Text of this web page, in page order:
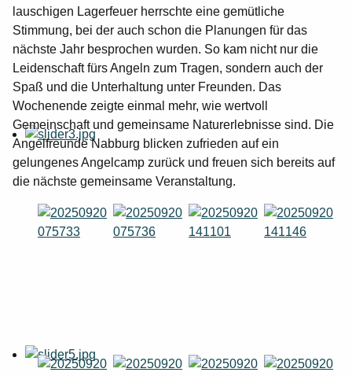
lauschigen Lagerfeuer herrschte eine gemütliche
Stimmung, bei der auch schon die Planungen für das
nächste Jahr besprochen wurden. So kam nicht nur die
Leidenschaft fürs Angeln zum Tragen, sondern auch der
Spaß und die Unterhaltung unter Freunden. Das
Wochenende zeigte einmal mehr, wie wertvoll
Gemeinschaft und gemeinsame Naturerlebnisse sind. Die
Angelfreunde Nabburg blicken zufrieden auf ein
gelungenes Angelcamp zurück und freuen sich bereits auf
die nächste gemeinsame Veranstaltung.